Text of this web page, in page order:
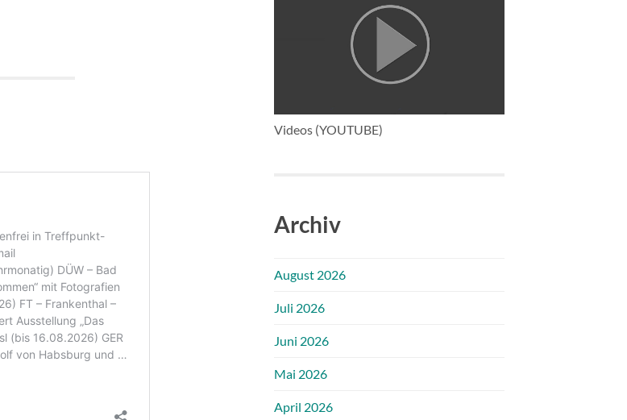
Videos (YOUTUBE)
Archiv
August 2026
Juli 2026
Juni 2026
Mai 2026
April 2026